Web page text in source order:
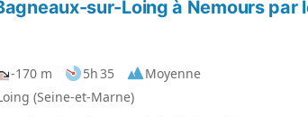
sur-Loing à Nemours par
-170 m 5h 35
Moyenne
(Seine-et-Marne)